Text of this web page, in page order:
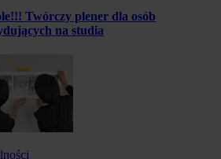
Twórczy plener dla osób
na studia